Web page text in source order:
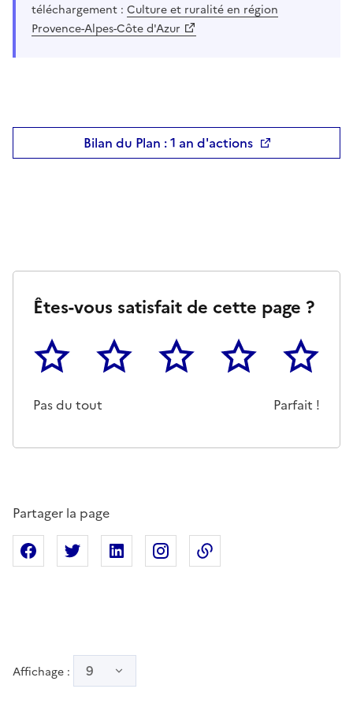
téléchargement : Culture et ruralité en région
Provence-Alpes-Côte d'Azur
Bilan du Plan : 1 an d'actions
Êtes-vous satisfait de cette page ?
1
Pas du tout
2 3 4 5
Parfait !
Partager la page
Partager sur Facebook
Partager sur XPartager sur Linkedin
Partager sur Instagram
Affichage : 9